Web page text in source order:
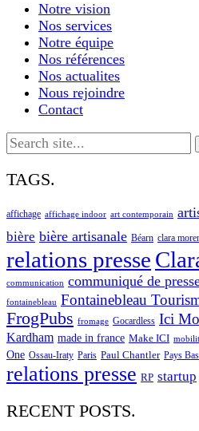
Notre vision
Nos services
Notre équipe
Nos références
Nos actualites
Nous rejoindre
Contact
Search
for:
TAGS.
affichage affichage indoor art contemporain
bière bière artisanale Béarn clara
relations presse
communication communiqué de
fontainebleau Fontainebleau
FrogPubs fromage Gocardless Ici
Kardham made in france Make ICI
One Ossau-Iraty Paris Paul Chantler Pays
relations presse RP startup
RECENT POSTS.